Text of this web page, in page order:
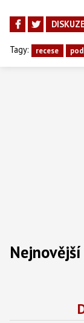
DISKUZE
Tagy: recese